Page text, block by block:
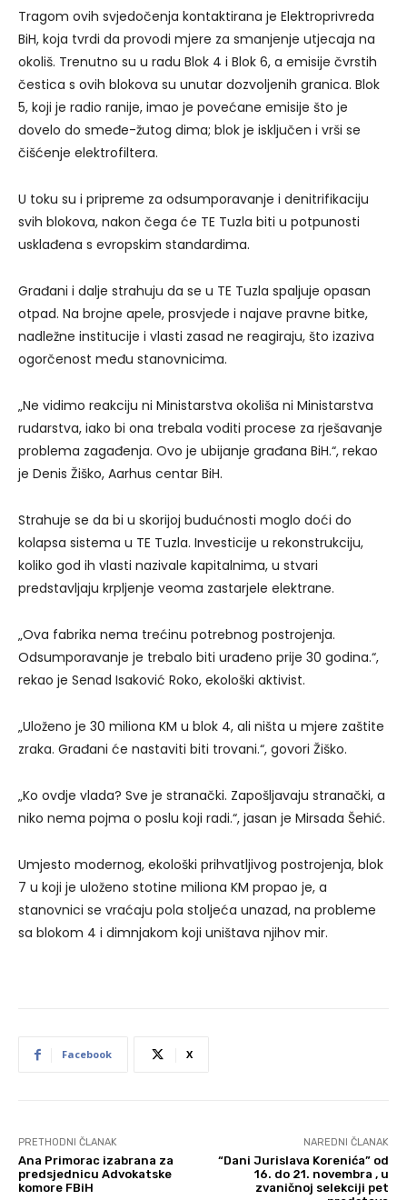
Tragom ovih svjedočenja kontaktirana je Elektroprivreda
BiH, koja tvrdi da provodi mjere za smanjenje utjecaja na
okoliš. Trenutno su u radu Blok 4 i Blok 6, a emisije čvrstih
čestica s ovih blokova su unutar dozvoljenih granica. Blok
5, koji je radio ranije, imao je povećane emisije što je
dovelo do smeđe-žutog dima; blok je isključen i vrši se
čišćenje elektrofiltera.
U toku su i pripreme za odsumporavanje i denitrifikaciju
svih blokova, nakon čega će TE Tuzla biti u potpunosti
usklađena s evropskim standardima.
Građani i dalje strahuju da se u TE Tuzla spaljuje opasan
otpad. Na brojne apele, prosvjede i najave pravne bitke,
nadležne institucije i vlasti zasad ne reagiraju, što izaziva
ogorčenost među stanovnicima.
„Ne vidimo reakciju ni Ministarstva okoliša ni Ministarstva
rudarstva, iako bi ona trebala voditi procese za rješavanje
problema zagađenja. Ovo je ubijanje građana BiH.“, rekao
je Denis Žiško, Aarhus centar BiH.
Strahuje se da bi u skorijoj budućnosti moglo doći do
kolapsa sistema u TE Tuzla. Investicije u rekonstrukciju,
koliko god ih vlasti nazivale kapitalnima, u stvari
predstavljaju krpljenje veoma zastarjele elektrane.
„Ova fabrika nema trećinu potrebnog postrojenja.
Odsumporavanje je trebalo biti urađeno prije 30 godina.“,
rekao je Senad Isaković Roko, ekološki aktivist.
„Uloženo je 30 miliona KM u blok 4, ali ništa u mjere zaštite
zraka. Građani će nastaviti biti trovani.“, govori Žiško.
„Ko ovdje vlada? Sve je stranački. Zapošljavaju stranački, a
niko nema pojma o poslu koji radi.“, jasan je Mirsada Šehić.
Umjesto modernog, ekološki prihvatljivog postrojenja, blok
7 u koji je uloženo stotine miliona KM propao je, a
stanovnici se vraćaju pola stoljeća unazad, na probleme
sa blokom 4 i dimnjakom koji uništava njihov mir.
Facebook X
PRETHODNI ČLANAK
Ana Primorac izabrana za
predsjednicu Advokatske
komore FBiH
NAREDNI ČLANAK
“Dani Jurislava Korenića” od
16. do 21. novembra , u
zvaničnoj selekciji pet